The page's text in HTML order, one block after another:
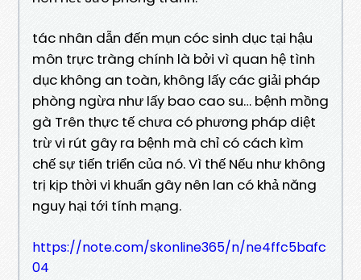
tác nhân dẫn đến mụn cóc sinh dục tại hậu
môn trực tràng chính là bởi vì quan hệ tình
dục không an toàn, không lấy các giải pháp
phòng ngừa như lấy bao cao su… bệnh mồng
gà Trên thực tế chưa có phương pháp diệt
trừ vi rút gây ra bệnh mà chỉ có cách kìm
chế sự tiến triển của nó. Vì thế Nếu như không
trị kịp thời vi khuẩn gây nên lan có khả năng
nguy hại tới tính mạng.
https://note.com/skonline365/n/ne4ffc5bafc
04